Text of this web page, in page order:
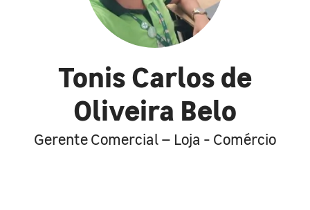
Tonis Carlos de
Oliveira Belo
Gerente Comercial – Loja - Comércio